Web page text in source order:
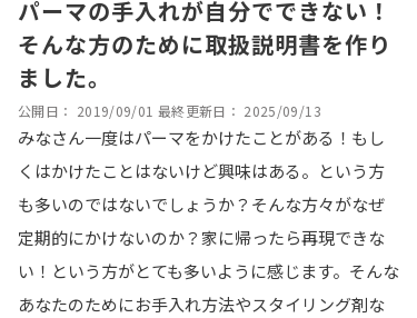
パーマの手入れが自分でできない！
そんな方のために取扱説明書を作り
ました。
公開日： 2019/09/01 最終更新日： 2025/09/13
みなさん一度はパーマをかけたことがある！もし
くはかけたことはないけど興味はある。という方
も多いのではないでしょうか？そんな方々がなぜ
定期的にかけないのか？家に帰ったら再現できな
い！という方がとても多いように感じます。そんな
あなたのためにお手入れ方法やスタイリング剤な